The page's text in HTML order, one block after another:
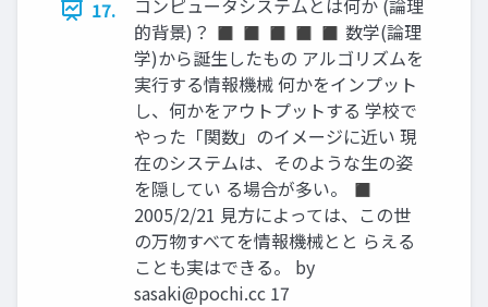
17.
コンピュータシステムとは何か (論理
的背景)？ ◼ ◼ ◼ ◼ ◼ 数学(論理
学)から誕生したもの アルゴリズムを
実行する情報機械 何かをインプット
し、何かをアウトプットする 学校で
やった「関数」のイメージに近い 現
在のシステムは、そのような生の姿
を隠してい る場合が多い。 ◼
2005/2/21 見方によっては、この世
の万物すべてを情報機械とと らえる
ことも実はできる。 by
sasaki@pochi.cc 17